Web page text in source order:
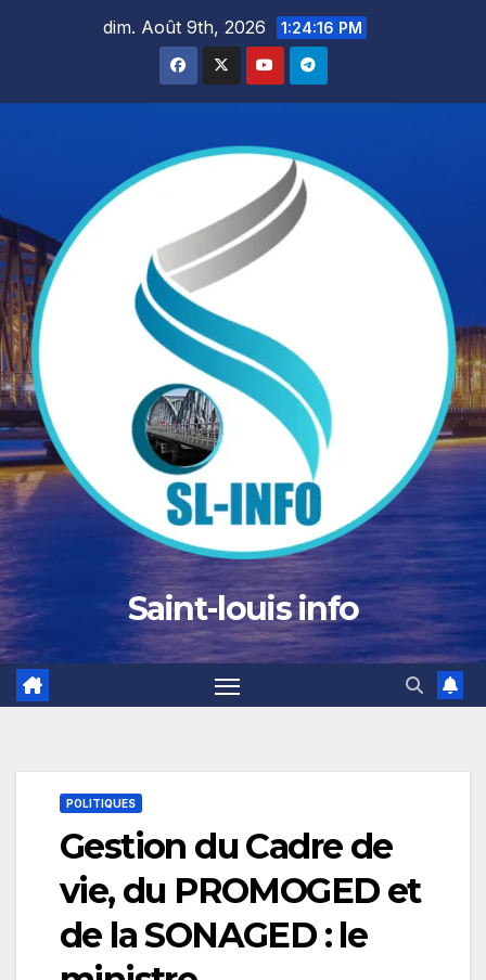
dim. Août 9th, 2026 1:24:17 PM
Saint-louis info
POLITIQUES
Gestion du Cadre de
vie, du PROMOGED et
de la SONAGED : le